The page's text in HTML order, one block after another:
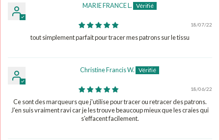
MARIE FRANCE L.
18/07/22
tout simplement parfait pour tracer mes patrons sur le tissu
Christine Francis W.
18/06/22
Ce sont des marqueurs que j'utilise pour tracer ou retracer des patrons.
J'en suis vraiment ravi car je les trouve beaucoup mieux que les craies qui
s'effacent facilement.